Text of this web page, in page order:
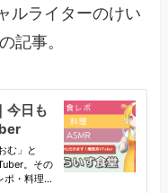
ルライターのけい
記事。